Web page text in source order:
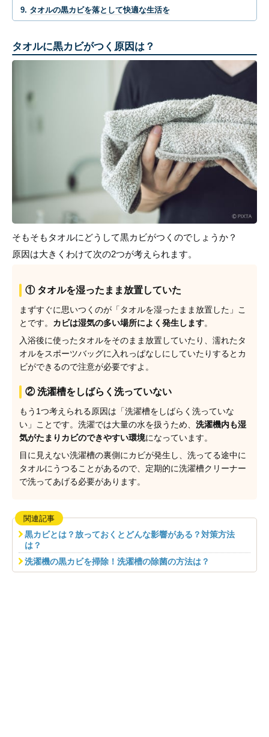
タオルの黒カビを落として快適な生活を
タオルに黒カビがつく原因は？
そもそもタオルにどうして黒カビがつくのでしょうか？
原因は大きくわけて次の2つが考えられます。
① タオルを湿ったまま放置していた
まずすぐに思いつくのが「タオルを湿ったまま放置した」こ
とです。 カビは湿気の多い場所によく発生します。
入浴後に使ったタオルをそのまま放置していたり、濡れたタ
オルをスポーツバッグに入れっぱなしにしていたりするとカ
ビができるので注意が必要ですよ。
② 洗濯槽をしばらく洗っていない
もう1つ考えられる原因は「洗濯槽をしばらく洗っていな
い」ことです。洗濯では大量の水を扱うため、 洗濯機内も湿
気がたまりカビのできやすい環境になっています。
目に見えない洗濯槽の裏側にカビが発生し、洗ってる途中に
タオルにうつることがあるので、定期的に洗濯槽クリーナー
で洗ってあげる必要があります。
関連記事
黒カビとは？放っておくとどんな影響がある？対策方法
は？
洗濯機の黒カビを掃除！洗濯槽の除菌の方法は？